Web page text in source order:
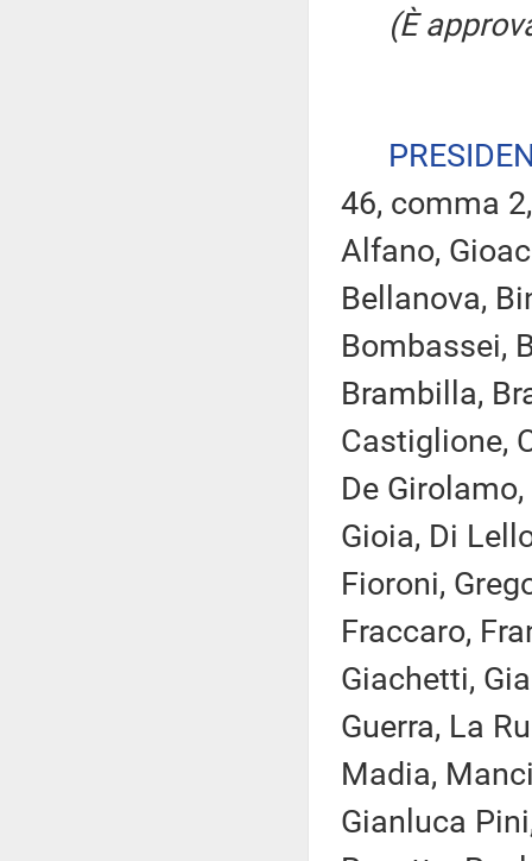
(È
46, comma
Alfano,
Bellanova,
Bombassei,
Brambilla,
Castiglione,
De
Gioia, Di
Fioroni,
Fraccaro,
Giachetti,
Guerra, La
Madia,
Gianluca